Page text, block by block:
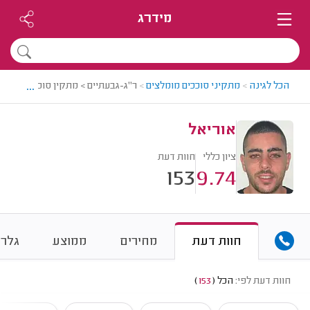
מידרג
הכל לגינה > מתקיני סוככים מומלצים> ר"ג-גבעתיים > מתקין סוככים
...
אוריאל
ציון כללי
9.74
חוות דעת
153
חוות דעת מחירים ממוצע
חוות דעת לפי: הכל (
153
)